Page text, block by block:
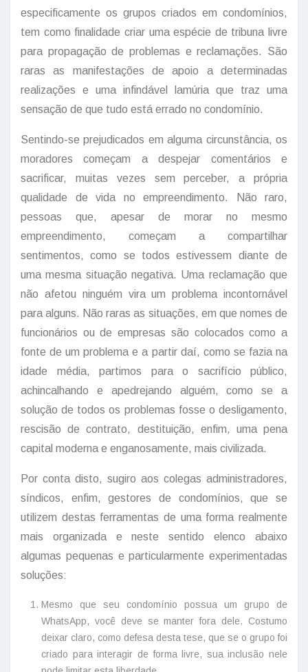
especificamente os grupos criados em condomínios,
tem como finalidade criar uma espécie de tribuna livre
para propagação de problemas e reclamações. São
raras as manifestações de apoio a determinadas
realizações e uma infindável lamúria que traz uma
sensação de que tudo está errado no condomínio.
Sentindo-se prejudicados em alguma circunstância, os
moradores começam a despejar comentários e
sacrificar, muitas vezes sem perceber, a própria
qualidade de vida no empreendimento. Não raro,
pessoas que, apesar de morar no mesmo
empreendimento, começam a compartilhar
sentimentos, como se todos estivessem diante de
uma mesma situação negativa. Uma reclamação que
não afetou ninguém vira um problema incontornável
para alguns. Não raras as situações, em que nomes de
funcionários ou de empresas são colocados como a
fonte de um problema e a partir daí, como se fazia na
idade média, partimos para o sacrifício público,
achincalhando e apedrejando alguém, como se a
solução de todos os problemas fosse o desligamento,
rescisão de contrato, destituição, enfim, uma pena
capital moderna e enganosamente, mais civilizada.
Por conta disto, sugiro aos colegas administradores,
síndicos, enfim, gestores de condomínios, que se
utilizem destas ferramentas de uma forma realmente
mais organizada e neste sentido elenco abaixo
algumas pequenas e particularmente experimentadas
soluções:
Mesmo que seu condomínio possua um grupo de
WhatsApp, você deve se manter fora dele. Costumo
deixar claro, como defesa desta tese, que se o grupo foi
criado para interagir de forma livre, sua inclusão nele